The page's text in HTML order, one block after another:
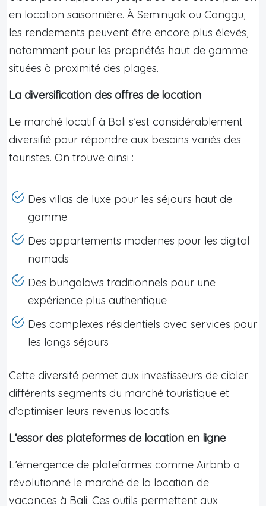
en location saisonnière. À Seminyak ou Canggu,
les rendements peuvent être encore plus élevés,
notamment pour les propriétés haut de gamme
situées à proximité des plages.
La diversification des offres de location
Le marché locatif à Bali s’est considérablement
diversifié pour répondre aux besoins variés des
touristes. On trouve ainsi :
Des villas de luxe pour les séjours haut de
gamme
Des appartements modernes pour les digital
nomads
Des bungalows traditionnels pour une
expérience plus authentique
Des complexes résidentiels avec services pour
les longs séjours
Cette diversité permet aux investisseurs de cibler
différents segments du marché touristique et
d’optimiser leurs revenus locatifs.
L’essor des plateformes de location en ligne
L’émergence de plateformes comme Airbnb a
révolutionné le marché de la location de
vacances à Bali. Ces outils permettent aux